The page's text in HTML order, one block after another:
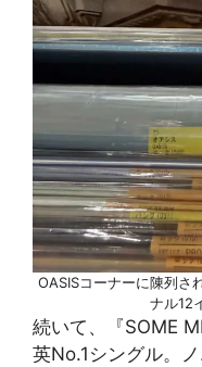
OASISコーナーに陳列さ
ナル12
続いて、『SOME
英No.1シングル。